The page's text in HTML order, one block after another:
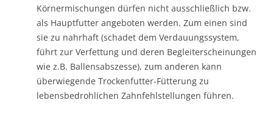
Körnermischungen dürfen nicht ausschließlich bzw.
als Hauptfutter angeboten werden. Zum einen sind
sie zu nahrhaft (schadet dem Verdauungssystem,
führt zur Verfettung und deren Begleiterscheinungen
wie z.B. Ballensabszesse), zum anderen kann
überwiegende Trockenfutter-Fütterung zu
lebensbedrohlichen Zahnfehlstellungen führen.